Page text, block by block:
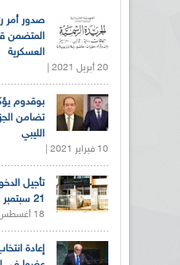
صدور أمر
المتضمن
العسكرية
20 أبريل 2021 |
بوقدوم
تضامن
الليبي
10 فبراير 2021 |
تأجيل
21 سبتمبر
18 أغسطس 2021 |
إعادة